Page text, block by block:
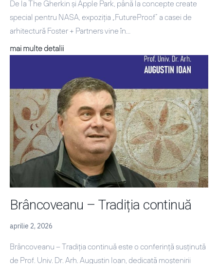
De la The Gherkin și Apple Park, până la concepte create
special pentru NASA, expoziția „FutureProof” a casei de
arhitectură Foster + Partners vine în…
mai multe detaliiFoster
Partners.
Expoziția
de
arhitectură
FUTURE
PROOF
Brâncoveanu – Tradiția continuă
aprilie 2, 2026
Brâncoveanu – Tradiția continuă este o conferință susținută
de Prof. Univ. Dr. Arh. Augustin Ioan, dedicată moștenirii